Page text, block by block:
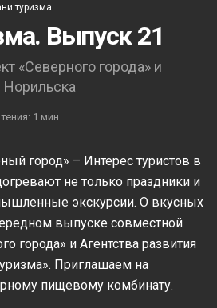
туризма
Выпуск 21
«Северного города» и
Норильска
1 мин.
город» – Интерес туристов в
не только праздники и
экскурсии. О вкусных
выпуске совместной
города» и Агентства развития
Приглашаем на
пищевому комбинату.